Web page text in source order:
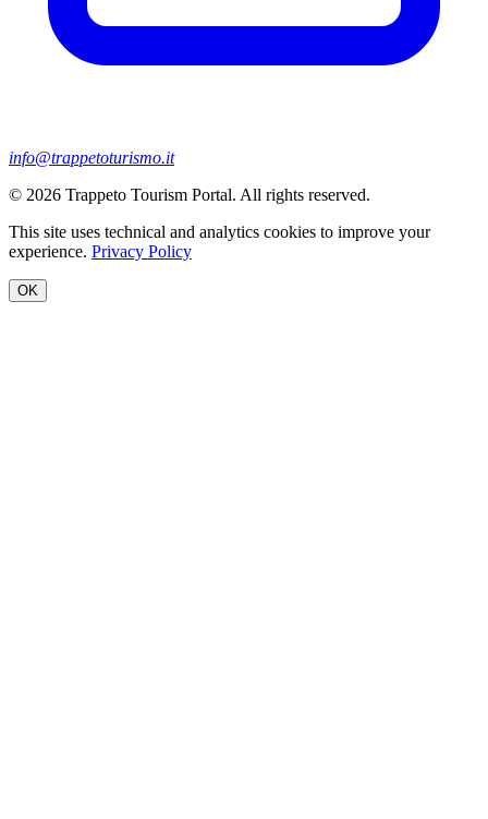
info@trappetoturismo.it
© 2026 Trappeto Tourism Portal. All rights reserved.
This site uses technical and analytics cookies to improve your
experience. Privacy Policy
OK